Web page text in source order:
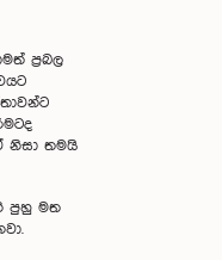
ප්‍රබල
නිසා තමයි
පුහු මත